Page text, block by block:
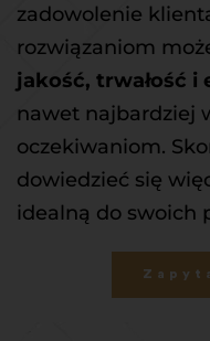
zadowolenie
rozwiązaniom
jakość, trwałość i
nawet najbardziej
oczekiwaniom.
dowiedzieć się
idealną do swoich